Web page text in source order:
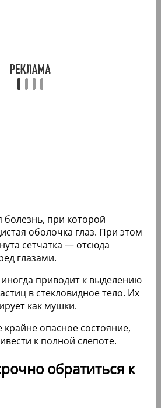
при которой
оболочка глаз. При этом
сетчатка — отсюда
глазами.
приводит к выделению
в стекловидное тело. Их
как мушки.
крайне опасное состояние,
к полной слепоте.
обратиться к